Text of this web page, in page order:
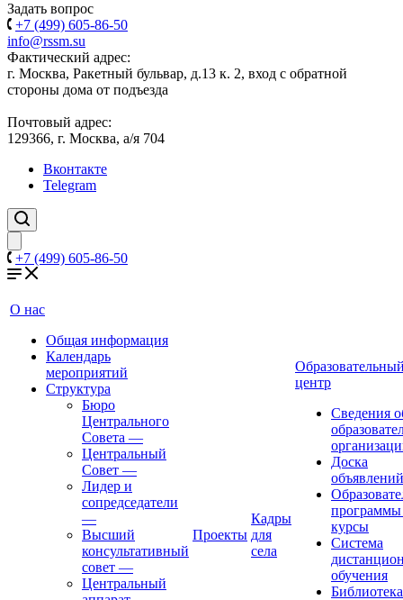
Задать вопрос
+7 (499) 605-86-50
info@rssm.su
Фактический адрес:
г. Москва, Ракетный бульвар, д.13 к. 2, вход с обратной
стороны дома от подъезда
Почтовый адрес:
129366, г. Москва, а/я 704
Вконтакте
Telegram
+7 (499) 605-86-50
О нас
Общая информация
Календарь
мероприятий
Структура
Бюро
Центрального
Совета —
Центральный
Совет —
Лидер и
сопредседатели
—
Высший
консультативный
совет —
Центральный
Проекты
Кадры
для
села
центр
Сведения
Доска
объявлений
курсы
Система
обучения
Библиотека